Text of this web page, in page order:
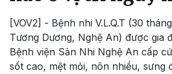
[VOV2] - Bệnh nhi V.L.Q.T (30
Tương Dương, Nghệ An) được gia
Bệnh viện Sản Nhi Nghệ An cấp
sốt cao, mệt mỏi, nôn nhiều, sưng